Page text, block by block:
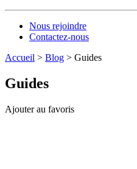
Nous rejoindre
Contactez-nous
Accueil > Blog > Guides
Guides
Ajouter au favoris